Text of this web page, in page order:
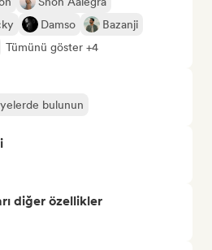
Damso
Bazanji
Tümünü göster +4
bulunun
diğer özellikler